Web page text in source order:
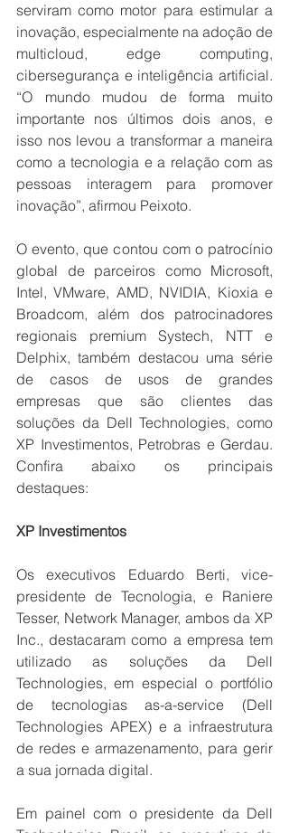
serviram como motor para estimular a
inovação, especialmente na adoção de
multicloud, edge computing,
cibersegurança e inteligência artificial.
“O mundo mudou de forma muito
importante nos últimos dois anos, e
isso nos levou a transformar a maneira
como a tecnologia e a relação com as
pessoas interagem para promover
inovação”, afirmou Peixoto.
O evento, que contou com o patrocínio
global de parceiros como Microsoft,
Intel, VMware, AMD, NVIDIA, Kioxia e
Broadcom, além dos patrocinadores
regionais premium Systech, NTT e
Delphix, também destacou uma série
de casos de usos de grandes
empresas que são clientes das
soluções da Dell Technologies, como
XP Investimentos, Petrobras e Gerdau.
Confira abaixo os principais
destaques:
XP Investimentos
Os executivos Eduardo Berti, vice-
presidente de Tecnologia, e Raniere
Tesser, Network Manager, ambos da XP
Inc., destacaram como a empresa tem
utilizado as soluções da Dell
Technologies, em especial o portfólio
de tecnologias as-a-service (Dell
Technologies APEX) e a infraestrutura
de redes e armazenamento, para gerir
a sua jornada digital.
Em painel com o presidente da Dell